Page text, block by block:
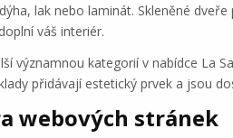
lak nebo laminát. Skleněné
váš interiér.
významnou kategorií v nabídce La
přidávají estetický prvek a jsou
webových stránek